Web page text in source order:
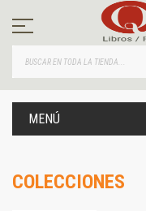
contenido
MENÚ
COLECCIONES